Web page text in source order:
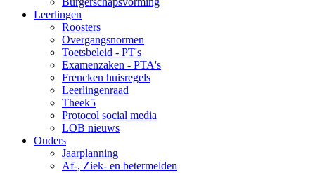
Leerlingen
Roosters
Overgangsnormen
Toetsbeleid - PT's
Examenzaken - PTA's
Frencken huisregels
Leerlingenraad
Theek5
Protocol social media
LOB nieuws
Ouders
Jaarplanning
Af-, Ziek- en betermelden